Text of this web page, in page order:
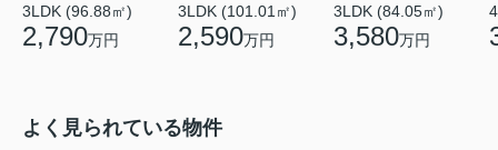
3LDK (96.88㎡)
2,790万円
3LDK (101.01㎡)
2,590万円
3LDK (84.05㎡)
3,580万円
よく見られている物件